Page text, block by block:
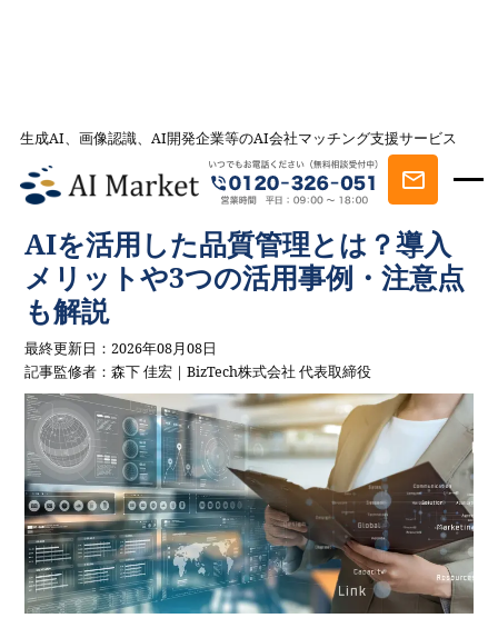
生成AI、画像認識、AI開発企業等のAI会社マッチング支援サービス
AI会社とのマッチングは AI Market
記事一覧
AI事例・AI活用法を探す
AIを活用した品質管理とは？導入
メリットや3つの活用事例・注意点も解説
AIを活用した品質管理とは？導入
メリットや3つの活用事例・注意点
も解説
最終更新日：2026年08月08日
記事監修者：森下 佳宏｜BizTech株式会社 代表取締役